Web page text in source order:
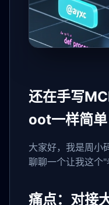
还在手写
oot一样简单
大家好，我是周小
聊聊一个让我这
痛点：对接